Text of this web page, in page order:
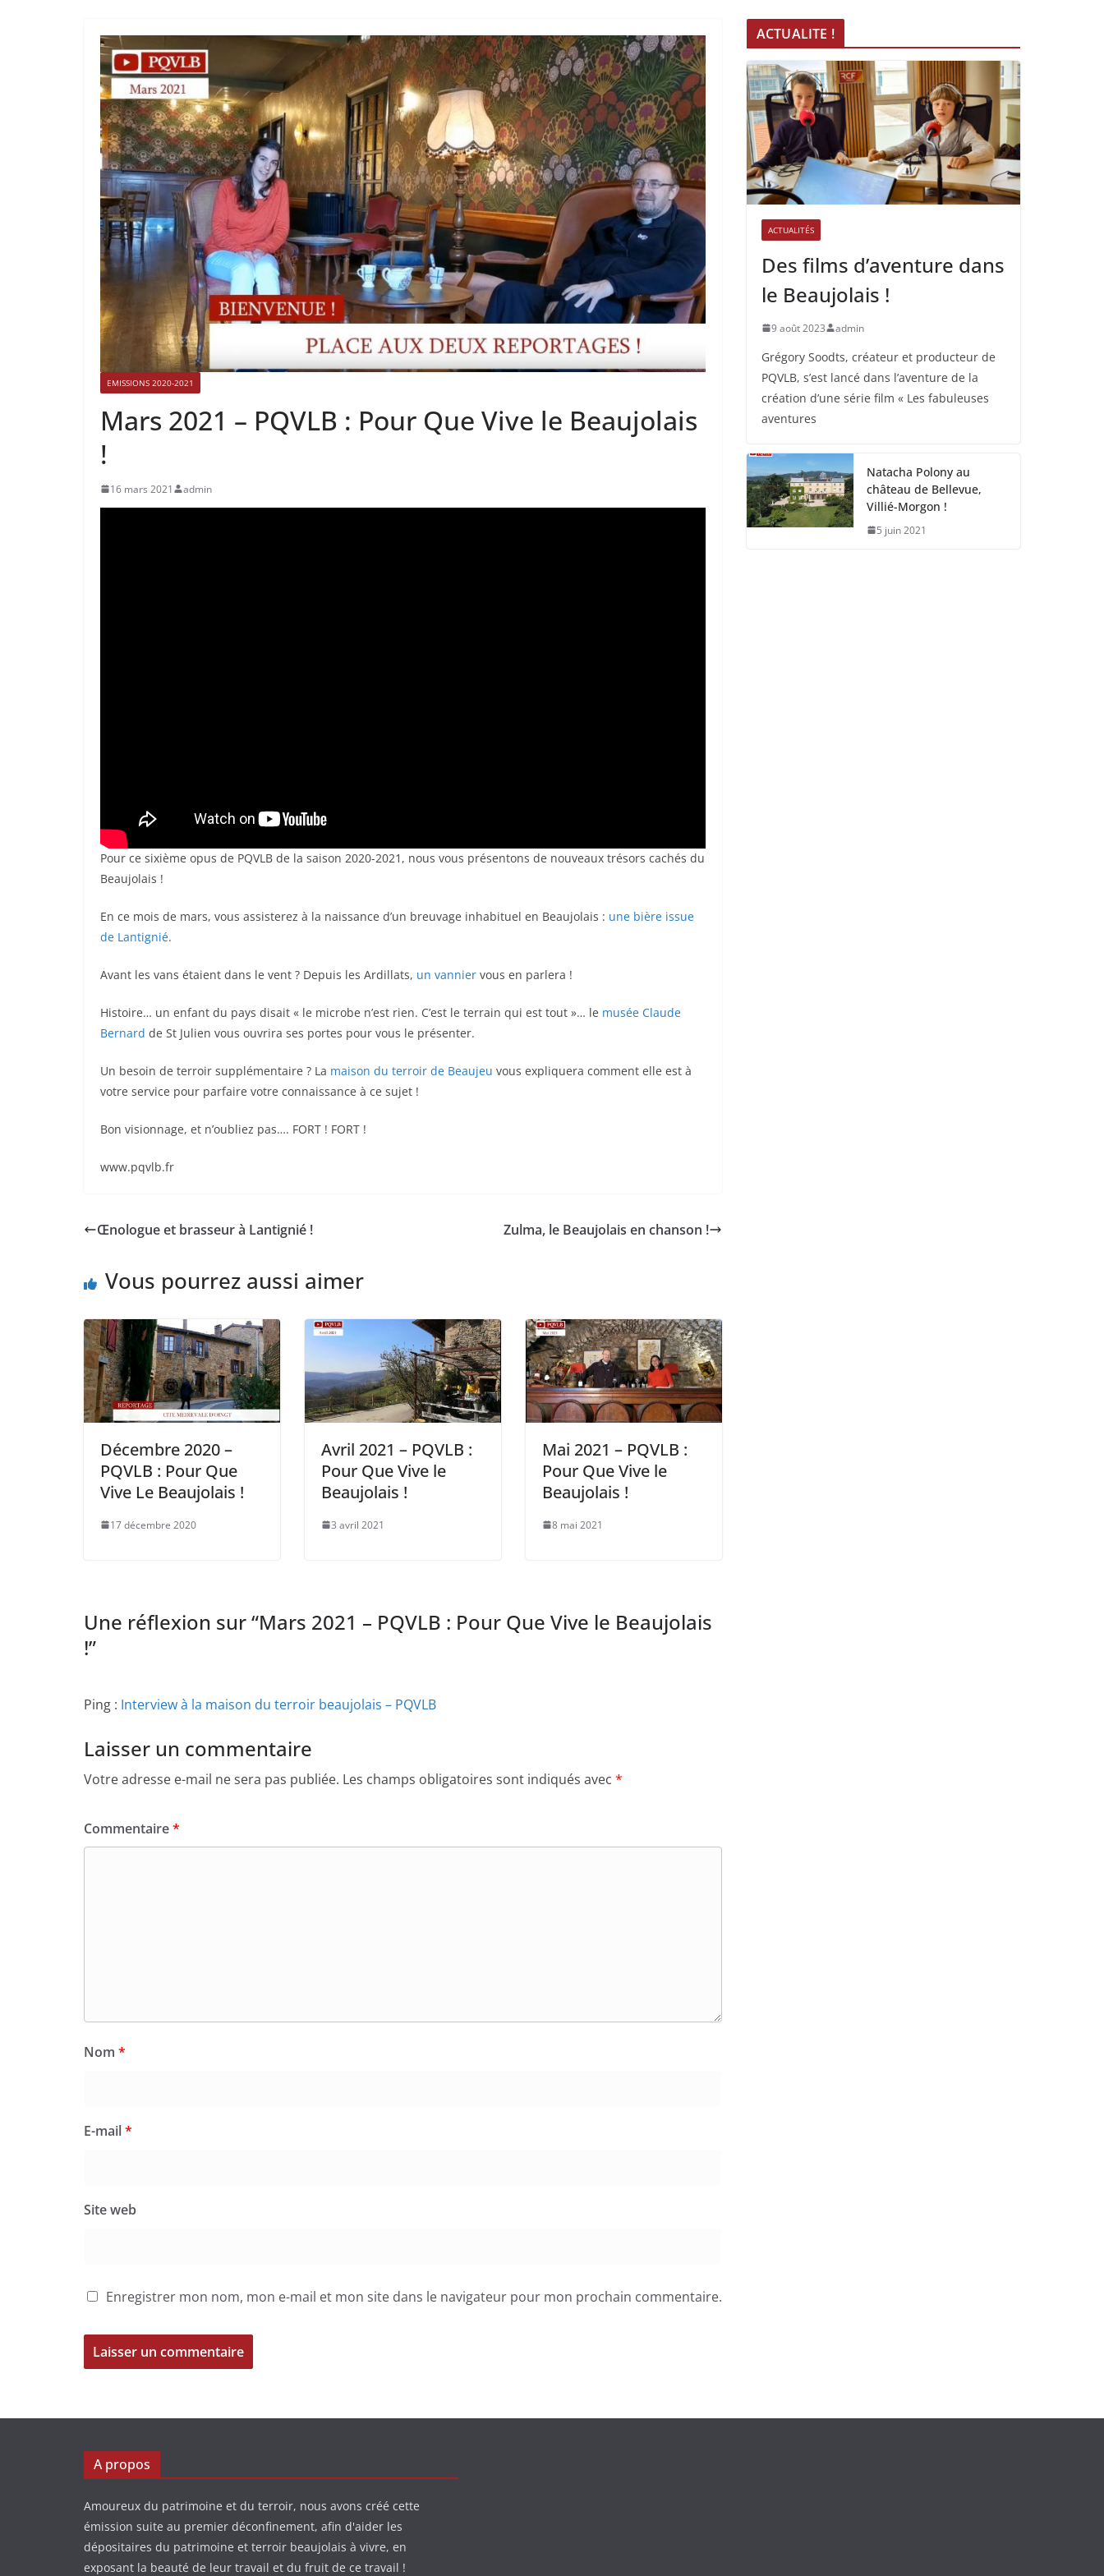
EMISSIONS 2020-2021
Mars 2021 – PQVLB : Pour Que Vive le Beaujolais
!
16 mars 2021 admin
Pour ce sixième opus de PQVLB de la saison 2020-2021, nous vous présentons de nouveaux trésors cachés du
Beaujolais !
En ce mois de mars, vous assisterez à la naissance d’un breuvage inhabituel en Beaujolais : une bière issue
de Lantignié.
Avant les vans étaient dans le vent ? Depuis les Ardillats, un vannier vous en parlera !
Histoire… un enfant du pays disait « le microbe n’est rien. C’est le terrain qui est tout »… le musée Claude
Bernard de St Julien vous ouvrira ses portes pour vous le présenter.
Un besoin de terroir supplémentaire ? La maison du terroir de Beaujeu vous expliquera comment elle est à
votre service pour parfaire votre connaissance à ce sujet !
Bon visionnage, et n’oubliez pas…. FORT ! FORT !
www.pqvlb.fr
Œnologue et brasseur à Lantignié ! Zulma, le Beaujolais en chanson !
Vous pourrez aussi aimer
Décembre 2020 –
PQVLB : Pour Que
Vive Le Beaujolais !
17 décembre 2020
Avril 2021 – PQVLB :
Pour Que Vive le
Beaujolais !
3 avril 2021
Mai 2021 – PQVLB :
Pour Que Vive le
Beaujolais !
8 mai 2021
Une réflexion sur “Mars 2021 – PQVLB : Pour Que Vive le Beaujolais
!”
Ping : Interview à la maison du terroir beaujolais – PQVLB
Laisser un commentaire
Votre adresse e-mail ne sera pas publiée. Les champs obligatoires sont indiqués avec *
Commentaire*
Nom *
E-mail*
Site web
Enregistrer mon nom, mon e-mail et mon site dans le navigateur pour mon prochain commentaire.
ACTUALITE !
ACTUALITÉS
Des films d’aventure dans
le Beaujolais !
9 août 2023 admin
Grégory Soodts, créateur et producteur de
PQVLB, s’est lancé dans l’aventure de la
création d’une série film « Les fabuleuses
aventures
Natacha Polony au
château de Bellevue,
Villié-Morgon !
5 juin 2021
A propos
Amoureux du patrimoine et du terroir, nous avons créé cette
émission suite au premier déconfinement, afin d'aider les
dépositaires du patrimoine et terroir beaujolais à vivre, en
exposant la beauté de leur travail et du fruit de ce travail !